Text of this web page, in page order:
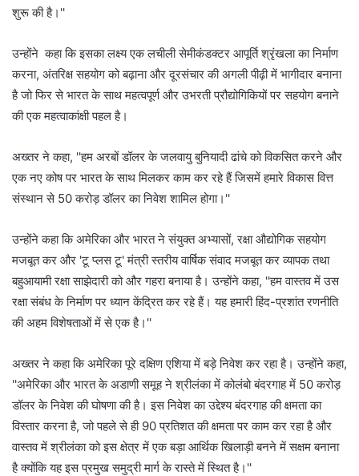
शुरू की है।''
उन्होंने कहा कि इसका लक्ष्य एक लचीली सेमीकंडक्टर आपूर्ति श्रृंखला का निर्माण
करना, अंतरिक्ष सहयोग को बढ़ाना और दूरसंचार की अगली पीढ़ी में भागीदार बनाना
है जो फिर से भारत के साथ महत्वपूर्ण और उभरती प्रौद्योगिकियों पर सहयोग बनाने
की एक महत्वाकांक्षी पहल है।
अख्तर ने कहा, ''हम अरबों डॉलर के जलवायु बुनियादी ढांचे को विकसित करने और
एक नए कोष पर भारत के साथ मिलकर काम कर रहे हैं जिसमें हमारे विकास वित्त
संस्थान से 50 करोड़ डॉलर का निवेश शामिल होगा।''
उन्होंने कहा कि अमेरिका और भारत ने संयुक्त अभ्यासों, रक्षा औद्योगिक सहयोग
मजबूत कर और 'टू प्लस टू' मंत्री स्तरीय वार्षिक संवाद मजबूत कर व्यापक तथा
बहुआयामी रक्षा साझेदारी को और गहरा बनाया है। उन्होंने कहा, ''हम वास्तव में उस
रक्षा संबंध के निर्माण पर ध्यान केंद्रित कर रहे हैं। यह हमारी हिंद-प्रशांत रणनीति
की अहम विशेषताओं में से एक है।''
अख्तर ने कहा कि अमेरिका पूरे दक्षिण एशिया में बड़े निवेश कर रहा है। उन्होंने कहा,
''अमेरिका और भारत के अडाणी समूह ने श्रीलंका में कोलंबो बंदरगाह में 50 करोड़
डॉलर के निवेश की घोषणा की है। इस निवेश का उद्देश्य बंदरगाह की क्षमता का
विस्तार करना है, जो पहले से ही 90 प्रतिशत की क्षमता पर काम कर रहा है और
वास्तव में श्रीलंका को इस क्षेत्र में एक बड़ा आर्थिक खिलाड़ी बनने में सक्षम बनाना
है क्योंकि यह इस प्रमुख समुद्री मार्ग के रास्ते में स्थित है।''